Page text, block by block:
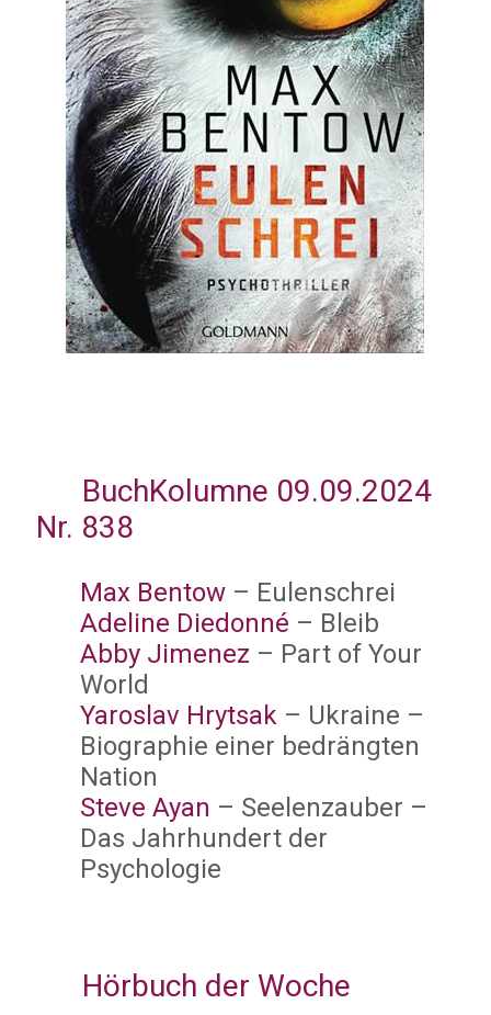
BuchKolumne 09.09.2024
Nr. 838
Max Bentow – Eulenschrei
Adeline Diedonné – Bleib
Abby Jimenez – Part of Your
World
Yaroslav Hrytsak – Ukraine –
Biographie einer bedrängten
Nation
Steve Ayan – Seelenzauber –
Das Jahrhundert der
Psychologie
Hörbuch der Woche